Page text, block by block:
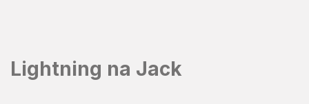
Lightning na Jack